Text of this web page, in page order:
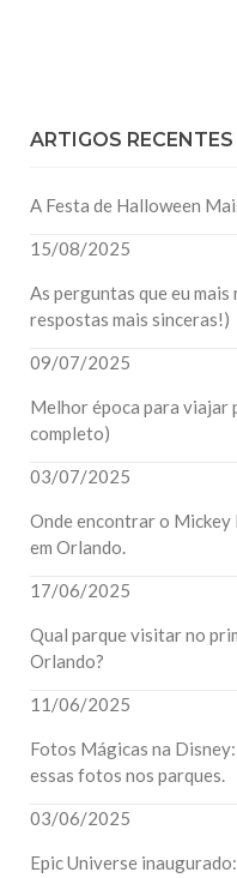
ARTIGOS RECENTES
A Festa de Halloween
15/08/2025
As perguntas que eu
respostas mais sinceras!)
09/07/2025
Melhor época para viajar
completo)
03/07/2025
Onde encontrar o Mickey
em Orlando.
17/06/2025
Qual parque visitar no
Orlando?
11/06/2025
Fotos Mágicas na
essas fotos nos parques.
03/06/2025
Epic Universe